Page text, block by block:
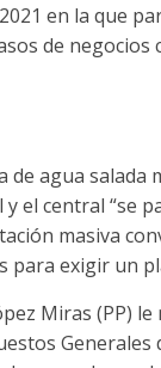
2021 en la que
de
de agua salada
el central “se
masiva
para exigir un
Miras (PP) le